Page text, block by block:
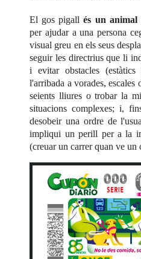
El gos pigallés un animal
per ajudar a una persona
visual greu en els seus
seguir les directrius que li
i evitar obstacles
l'arribada a vorades, escales
seients lliures o trobar la
situacions complexes; i,
desobeir una ordre de
impliqui un perill per a la
(creuar un carrer quan ve un